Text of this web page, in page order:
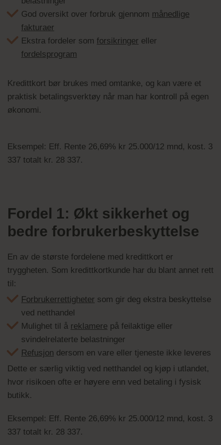
God oversikt over forbruk gjennom månedlige
fakturaer
Ekstra fordeler som forsikringer eller
fordelsprogram
Kredittkort bør brukes med omtanke, og kan være et
praktisk betalingsverktøy når man har kontroll på egen
økonomi.
Eksempel: Eff. Rente 26,69% kr 25.000/12 mnd, kost. 3
337 totalt kr. 28 337.
Fordel 1: Økt sikkerhet og
bedre forbrukerbeskyttelse
En av de største fordelene med kredittkort er
tryggheten. Som kredittkortkunde har du blant annet rett
til:
Forbrukerrettigheter som gir deg ekstra beskyttelse
ved netthandel
Mulighet til å reklamere på feilaktige eller
svindelrelaterte belastninger
Refusjon dersom en vare eller tjeneste ikke leveres
Dette er særlig viktig ved netthandel og kjøp i utlandet,
hvor risikoen ofte er høyere enn ved betaling i fysisk
butikk.
Eksempel: Eff. Rente 26,69% kr 25.000/12 mnd, kost. 3
337 totalt kr. 28 337.